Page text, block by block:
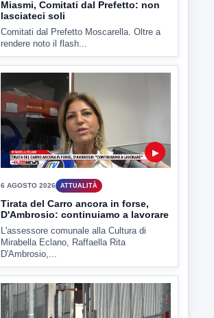
6 AGOSTO 2026 ATTUALITÀ
Tirata del Carro ancora in forse,
D'Ambrosio: continuiamo a lavorare
L'assessore comunale alla Cultura di
Mirabella Eclano, Raffaella Rita
D'Ambrosio,...
▶